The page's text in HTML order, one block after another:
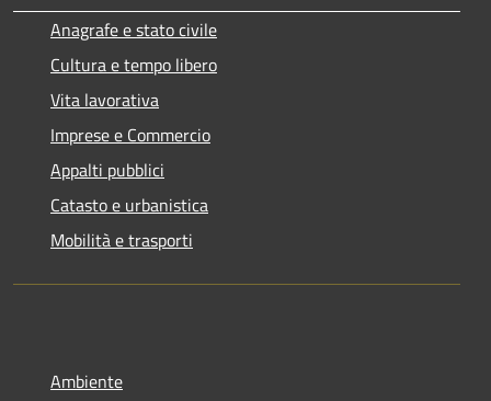
Anagrafe e stato civile
Cultura e tempo libero
Vita lavorativa
Imprese e Commercio
Appalti pubblici
Catasto e urbanistica
Mobilità e trasporti
Ambiente